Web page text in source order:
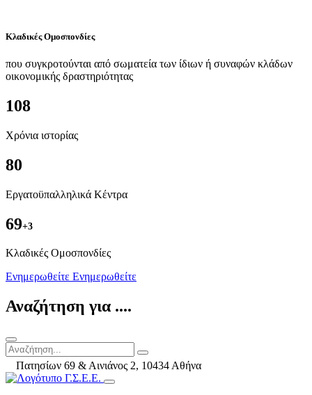
Κλαδικές Ομοσπονδίες
που συγκροτούνται από σωματεία των ίδιων ή συναφών κλάδων
οικονομικής δραστηριότητας
108
Χρόνια ιστορίας
80
Εργατοϋπαλληλικά Κέντρα
69+3
Kλαδικές Ομοσπονδίες
Ενημερωθείτε Ενημερωθείτε
Αναζήτηση για ....
Πατησίων 69 & Αινιάνος 2, 10434 Αθήνα